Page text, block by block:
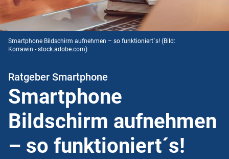
Smartphone Bildschirm aufnehmen – so funktioniert´s! (Bild:
Korrawin - stock.adobe.com)
Ratgeber Smartphone
Smartphone
Bildschirm aufnehmen
– so funktioniert´s!